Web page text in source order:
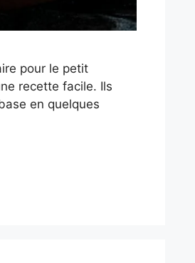
pour le petit
recette facile. Ils
en quelques